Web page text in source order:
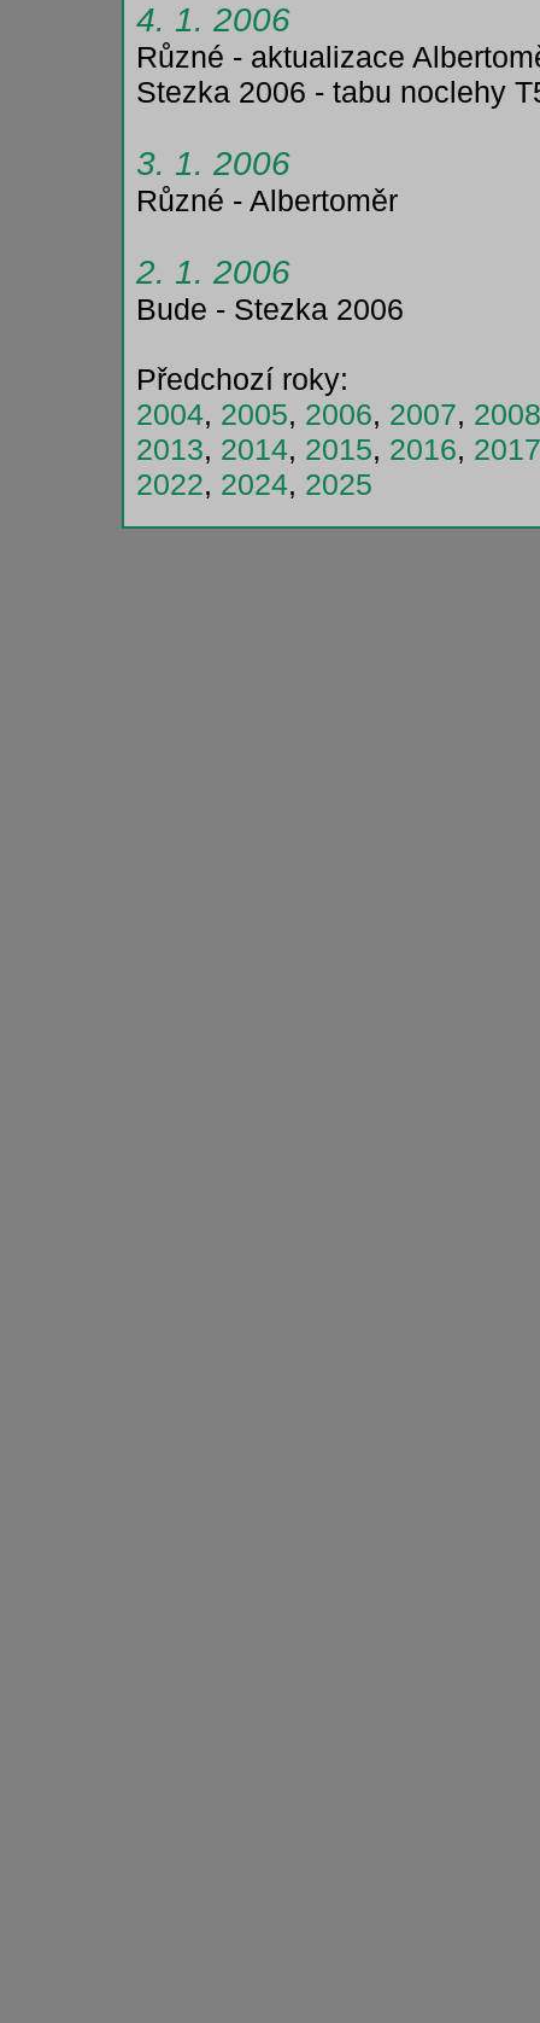
4. 1. 2006
Různé - aktualizace
Stezka 2006 - tabu noclehy
3. 1. 2006
Různé - Albertoměr
2. 1. 2006
Bude - Stezka 2006
Předchozí roky:
2004, 2005, 2006, 2007, 2008
2013, 2014, 2015, 2016, 2017
2022, 2024, 2025